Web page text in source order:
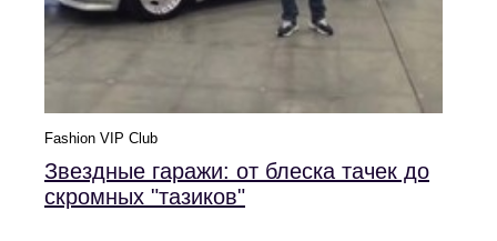
Fashion VIP Club
Звездные гаражи: от блеска тачек до
скромных "тазиков"